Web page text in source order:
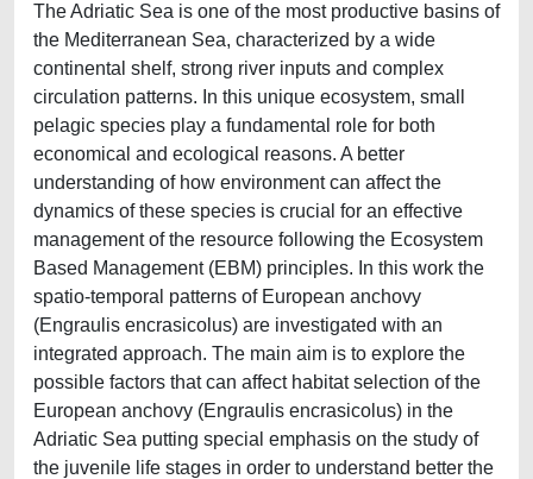
The Adriatic Sea is one of the most productive basins of
the Mediterranean Sea, characterized by a wide
continental shelf, strong river inputs and complex
circulation patterns. In this unique ecosystem, small
pelagic species play a fundamental role for both
economical and ecological reasons. A better
understanding of how environment can affect the
dynamics of these species is crucial for an effective
management of the resource following the Ecosystem
Based Management (EBM) principles. In this work the
spatio-temporal patterns of European anchovy
(Engraulis encrasicolus) are investigated with an
integrated approach. The main aim is to explore the
possible factors that can affect habitat selection of the
European anchovy (Engraulis encrasicolus) in the
Adriatic Sea putting special emphasis on the study of
the juvenile life stages in order to understand better the